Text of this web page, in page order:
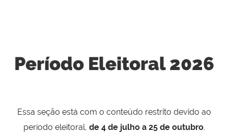
Período Eleitoral 2026
Essa seção está com o conteúdo restrito devido ao
período eleitoral, de 4 de julho a 25 de outubro.